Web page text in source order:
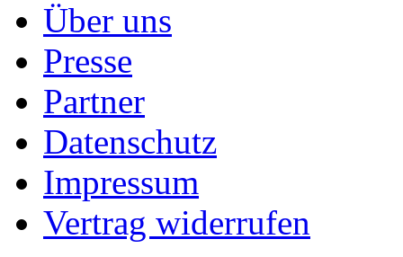
Über uns
Presse
Partner
Datenschutz
Impressum
Vertrag widerrufen